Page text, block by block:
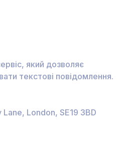
який дозволяє
текстові повідомлення.
London, SE19 3BD